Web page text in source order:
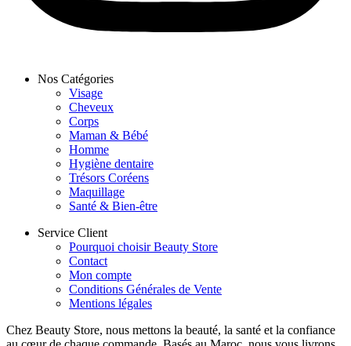
Nos Catégories
Visage
Cheveux
Corps
Maman & Bébé
Homme
Hygiène dentaire
Trésors Coréens
Maquillage
Santé & Bien-être
Service Client
Pourquoi choisir Beauty Store
Contact
Mon compte
Conditions Générales de Vente
Mentions légales
Chez Beauty Store, nous mettons la beauté, la santé et la confiance